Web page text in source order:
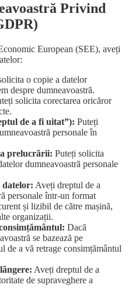
Privind
European (SEE), aveți
o copie a datelor
despre dumneavoastră.
solicita corectarea oricăror
de a fi uitat”): Puteți
personale în
prelucrării: Puteți solicita
dumneavoastră personale
Aveți dreptul de a
personale într-un format
și lizibil de către mașină,
organizații.
Dacă
se bazează pe
de a vă retrage consimțământul
Aveți dreptul de a
de supraveghere a